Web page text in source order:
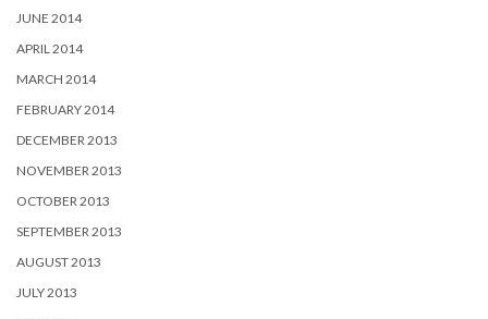
JUNE 2014
APRIL 2014
MARCH 2014
FEBRUARY 2014
DECEMBER 2013
NOVEMBER 2013
OCTOBER 2013
SEPTEMBER 2013
AUGUST 2013
JULY 2013